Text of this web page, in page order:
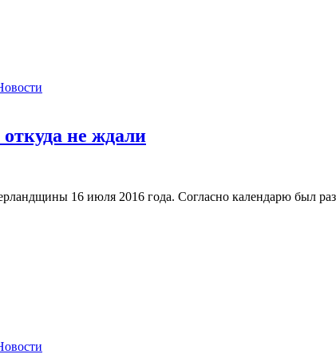
не ждали
16 июля 2016 года. Согласно календарю был